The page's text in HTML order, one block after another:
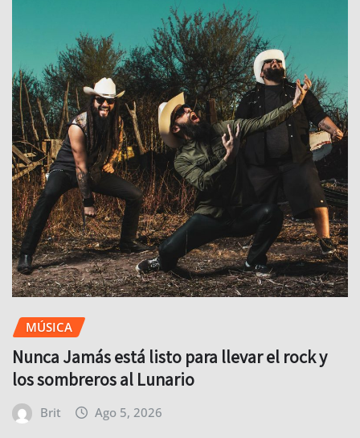
MÚSICA
Nunca Jamás está listo para llevar el rock y
los sombreros al Lunario
Brit Ago 5, 2026